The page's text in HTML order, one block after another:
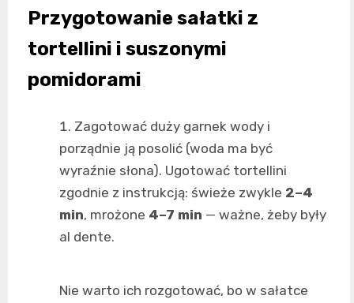
Przygotowanie sałatki z
tortellini i suszonymi
pomidorami
Zagotować duży garnek wody i
porządnie ją posolić (woda ma być
wyraźnie słona). Ugotować tortellini
zgodnie z instrukcją: świeże zwykle 2–4
min, mrożone 4–7 min — ważne, żeby były
al dente.
Nie warto ich rozgotować, bo w sałatce